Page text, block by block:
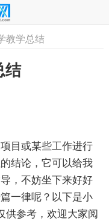
学习计划
教学总结
结
目或某些工作进行
结论，它可以给我
，不妨坐下来好好
一律呢？以下是小
供参考，欢迎大家阅